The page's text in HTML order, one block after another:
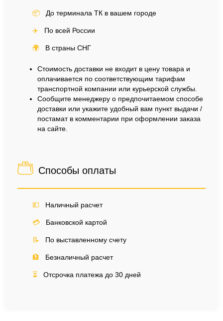
📦 До терминала ТК в вашем городе
✈️ По всей России
🌍 В страны СНГ
Стоимость доставки не входит в цену товара и
оплачивается по соответствующим тарифам
транспортной компании или курьерской службы.
Сообщите менеджеру о предпочитаемом способе
доставки или укажите удобный вам пункт выдачи /
постамат в комментарии при оформлении заказа
на сайте.
Способы оплаты
💵 Наличный расчет
💳 Банковской картой
📝 По выставленному счету
🏦 Безналичный расчет
⏳ Отсрочка платежа до 30 дней